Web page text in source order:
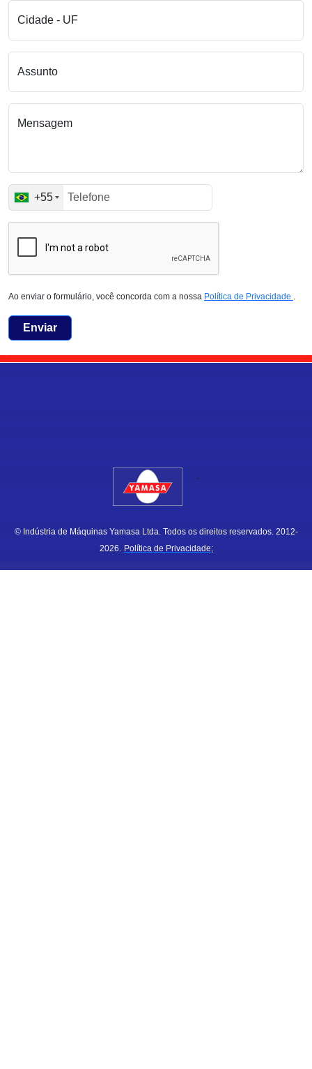
Cidade - UF
Assunto
Mensagem
+55
Ao enviar o formulário, você concorda com a nossa Política de Privacidade
Enviar
.
© Indústria de Máquinas Yamasa Ltda. Todos os direitos reservados. 2012-
2026.
Política de Privacidade;